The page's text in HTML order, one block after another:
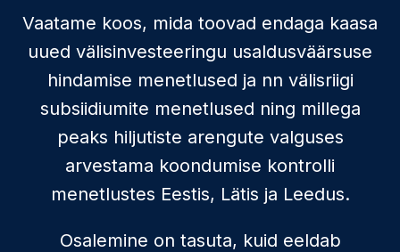
Vaatame koos, mida toovad endaga kaasa
uued välisinvesteeringu usaldusväärsuse
hindamise menetlused ja nn välisriigi
subsiidiumite menetlused ning millega
peaks hiljutiste arengute valguses
arvestama koondumise kontrolli
menetlustes Eestis, Lätis ja Leedus.
Osalemine on tasuta, kuid eeldab